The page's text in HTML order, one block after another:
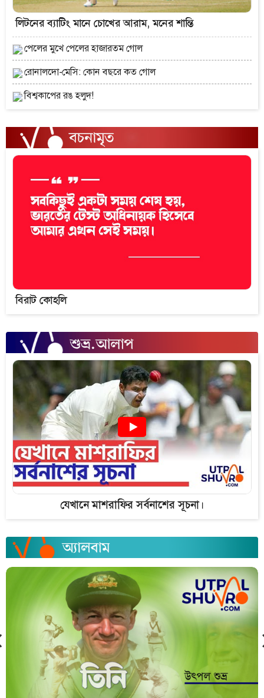
লিটনের ব্যাটিং মানে চোখের আরাম, মনের শান্তি
পেলের মুখে পেলের হাজারতম গোল
রোনালদো-মেসি: কোন বছরে কত গোল
বিশ্বকাপের রঙ হলুদ!
বিরাট কোহলি
যেখানে মাশরাফির সর্বনাশের সূচনা।